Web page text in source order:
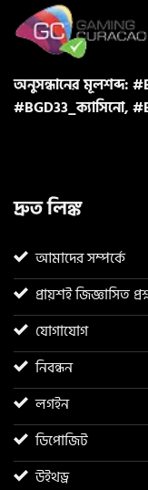
অনুসন্ধানের মূলশব্দ:
#BGD33_ক্যাসিনো,
দ্রুত লিঙ্ক
আমাদের সম্পর্কে
প্রায়শই জিজ্ঞাসিত
যোগাযোগ
নিবন্ধন
লগইন
ডিপোজিট
উইথড্র